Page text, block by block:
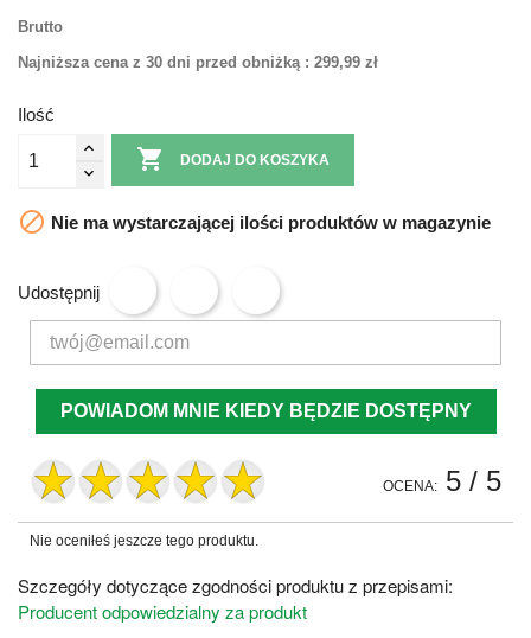
Brutto
Najniższa cena z 30 dni przed obniżką : 299,99 zł
Ilość
 DODAJ DO KOSZYKA
 Nie ma wystarczającej ilości produktów w magazynie
Udostępnij
POWIADOM MNIE KIEDY BĘDZIE DOSTĘPNY
OCENA: 5 / 5
Nie oceniłeś jeszcze tego produktu.
Szczegóły dotyczące zgodności produktu z przepisami:
Producent odpowiedzialny za produkt